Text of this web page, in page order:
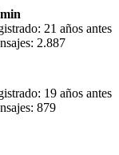
21 años antes
2.887
19 años antes
879